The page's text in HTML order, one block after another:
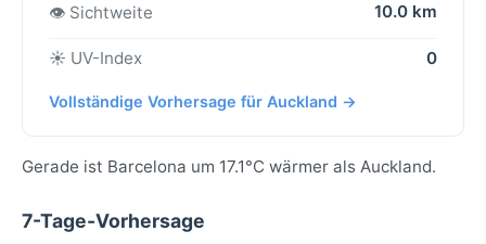
👁️ Sichtweite 10.0 km
☀️ UV-Index 0
Vollständige Vorhersage für Auckland →
Gerade ist Barcelona um 17.1°C wärmer als Auckland.
7-Tage-Vorhersage